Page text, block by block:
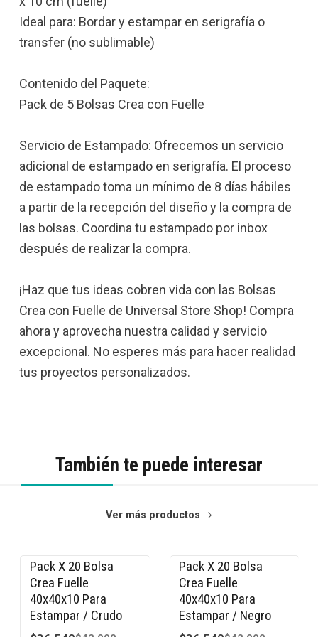
Ideal para: Bordar y estampar en serigrafía o
transfer (no sublimable)
Contenido del Paquete:
Pack de 5 Bolsas Crea con Fuelle
Servicio de Estampado: Ofrecemos un servicio
adicional de estampado en serigrafía. El proceso
de estampado toma un mínimo de 8 días hábiles
a partir de la recepción del diseño y la compra de
las bolsas. Coordina tu estampado por inbox
después de realizar la compra.
¡Haz que tus ideas cobren vida con las Bolsas
Crea con Fuelle de Universal Store Shop! Compra
ahora y aprovecha nuestra calidad y servicio
excepcional. No esperes más para hacer realidad
tus proyectos personalizados.
También te puede interesar
Ver más productos
-15% OFF
Pack X 20 Bolsa
Crea Fuelle
40x40x10 Para
Estampar / Crudo
-15% OFF
Pack X 20 Bolsa
Crea Fuelle
40x40x10 Para
Estampar / Negro